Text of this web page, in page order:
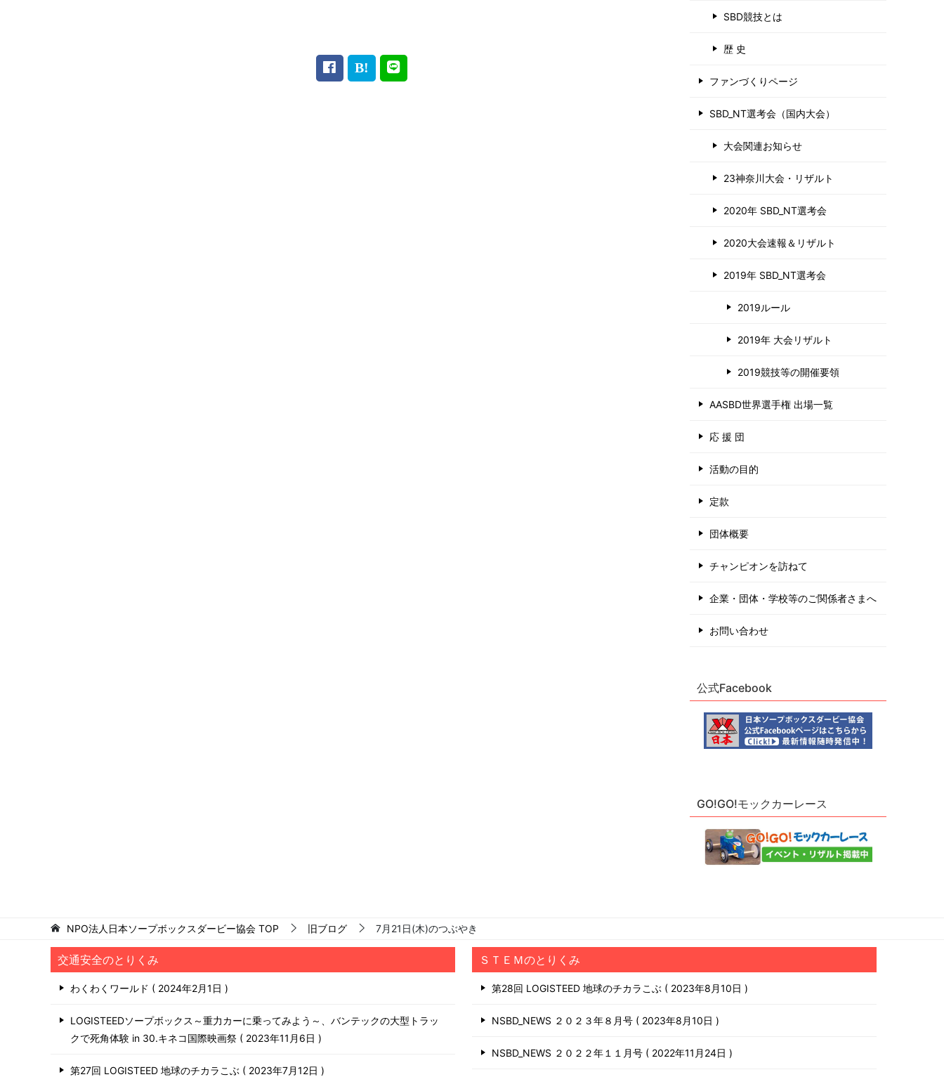
SBD競技とは
歴 史
ファンづくりページ
SBD_NT選考会（国内大会）
大会関連お知らせ
23神奈川大会・リザルト
2020年 SBD_NT選考会
2020大会速報＆リザルト
2019年 SBD_NT選考会
2019ルール
2019年 大会リザルト
2019競技等の開催要領
AASBD世界選手権 出場一覧
応 援 団
活動の目的
定款
団体概要
チャンピオンを訪ねて
企業・団体・学校等のご関係者さまへ
お問い合わせ
公式Facebook
GO!GO!モックカーレース
NPO法人日本ソープボックスダービー協会 TOP 旧ブログ 7月21日(木)のつぶやき
交通安全のとりくみ
わくわくワールド 2024年2月1日
LOGISTEEDソープボックス～重力カーに乗ってみよう～、バンテックの大型トラッ
クで死角体験 in 30.キネコ国際映画祭
2023年11月6日
第27回 LOGISTEED 地球のチカラこぶ 2023年7月12日
ＳＴＥＭのとりくみ
第28回 LOGISTEED 地球のチカラこぶ 2023年8月10日
NSBD_NEWS ２０２３年８月号 2023年8月10日
NSBD_NEWS ２０２２年１１月号 2022年11月24日